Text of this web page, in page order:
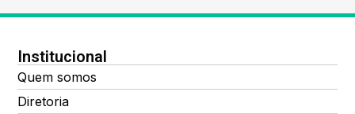
Institucional
Quem somos
Diretoria